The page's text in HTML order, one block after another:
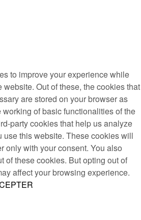
to improve your experience while
Out of these, the cookies that
are stored on your browser as
of basic functionalities of the
party cookies that help us analyze
use this website. These cookies will
only with your consent. You also
of these cookies. But opting out of
affect your browsing experience.